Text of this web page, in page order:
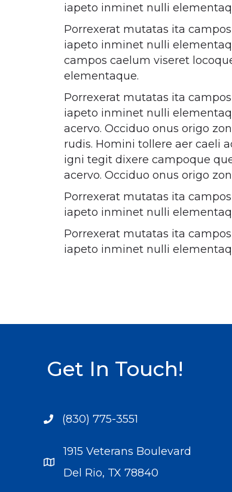
iapeto inminet nulli
Porrexerat mutatas ita
iapeto inminet nulli
campos caelum viseret
elementaque.
Porrexerat mutatas ita
iapeto inminet nulli
acervo. Occiduo onus origo
rudis. Homini tollere aer caeli
igni tegit dixere campoque
acervo. Occiduo onus origo
Porrexerat mutatas ita
iapeto inminet nulli
Porrexerat mutatas ita
iapeto inminet nulli
Get In Touch!
(830) 775-3551
1915 Veterans Boulevard
Del Rio, TX 78840